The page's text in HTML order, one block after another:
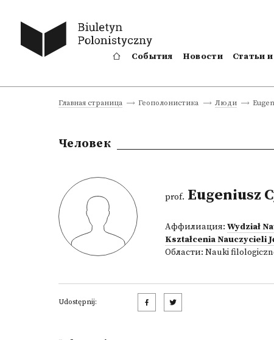
События Новости Статьи
Главная страница Геополонистика Люди
Человек
prof. Eugeniusz
Аффилиация: Wydział
Kształcenia Nauczycieli
Области: Nauki
Udostępnij: